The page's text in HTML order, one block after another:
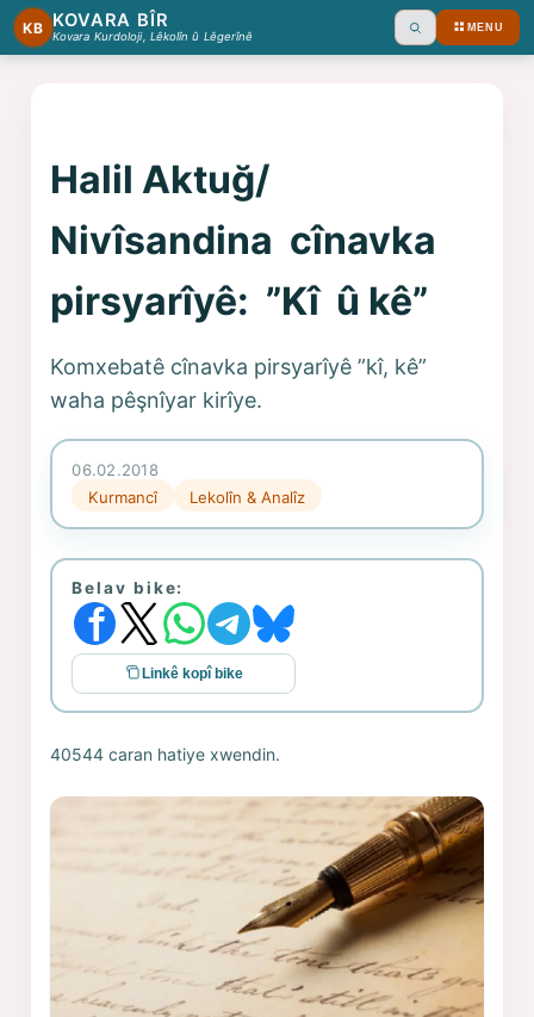
KB KOVARA BÎR
Kovara Kurdoloji, Lêkolîn û Lêgerînê Ara MENU
Halil Aktuğ/
Nivîsandina cînavka
pirsyarîyê: ”Kî û kê”
Komxebatê cînavka pirsyarîyê ”kî, kê”
waha pêşnîyar kirîye.
06.02.2018
Kurmancî
Lekolîn & Analîz
Belav bike:
Linkê kopî bike
40544 caran hatiye xwendin.